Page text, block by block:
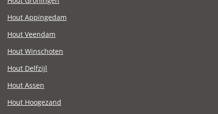
Hout Appingedam
Hout Veendam
Hout Winschoten
Hout Delfzijl
Hout Assen
Hout Hoogezand